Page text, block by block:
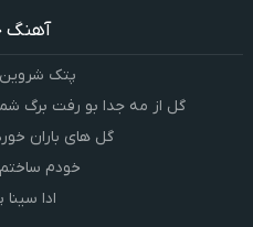
آهنگ
پتک
گل از مه جدا بو رفت برگ
گل های باران
خودم ساختم
ادا سینا